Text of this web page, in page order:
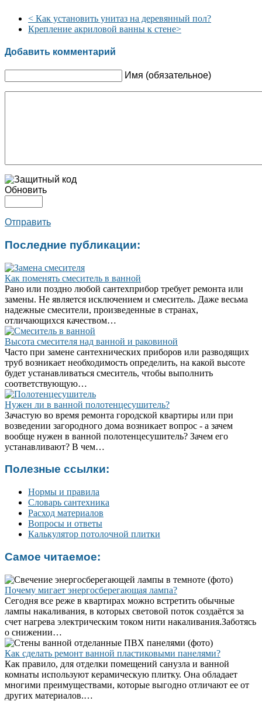
< Как установить унитаз на деревянный пол?
Крепление акриловой ванны к стене>
Добавить комментарий
Имя (обязательное)
Обновить
Отправить
Последние публикации:
Как поменять смеситель в ванной
Рано или поздно любой сантехприбор требует ремонта или
замены. Не является исключением и смеситель. Даже весьма
надежные смесители, произведенные в странах,
отличающихся качеством…
Высота смесителя над ванной и раковиной
Часто при замене сантехнических приборов или разводящих
труб возникает необходимость определить, на какой высоте
будет устанавливаться смеситель, чтобы выполнить
соответствующую…
Нужен ли в ванной полотенцесушитель?
Зачастую во время ремонта городской квартиры или при
возведении загородного дома возникает вопрос - а зачем
вообще нужен в ванной полотенцесушитель? Зачем его
устанавливают? В чем…
Полезные ссылки:
Нормы и правила
Словарь сантехника
Расход материалов
Вопросы и ответы
Калькулятор потолочной плитки
Самое читаемое:
Почему мигает энергосберегающая лампа?
Сегодня все реже в квартирах можно встретить обычные
лампы накаливания, в которых световой поток создаётся за
счет нагрева электрическим током нити накаливания.Заботясь
о снижении…
Как сделать ремонт ванной пластиковыми панелями?
Как правило, для отделки помещений санузла и ванной
комнаты используют керамическую плитку. Она обладает
многими преимуществами, которые выгодно отличают ее от
других материалов.…